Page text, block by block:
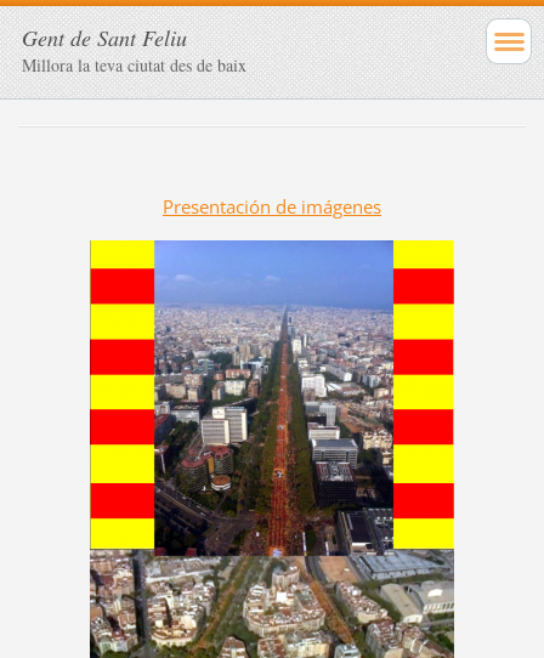
Gent de Sant Feliu
Millora la teva ciutat des de baix
Presentación de imágenes